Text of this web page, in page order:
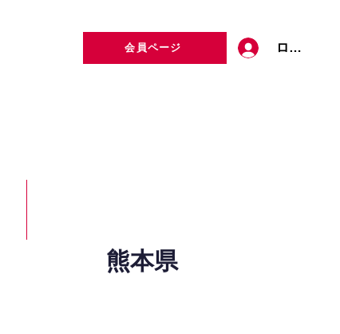
会員ページ ログイン
熊本県